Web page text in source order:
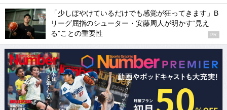
「少しぼやけているだけでも感覚が狂ってきます」B
リーグ屈指のシューター・安藤周人が明かす“見え
る”ことの重要性
PR